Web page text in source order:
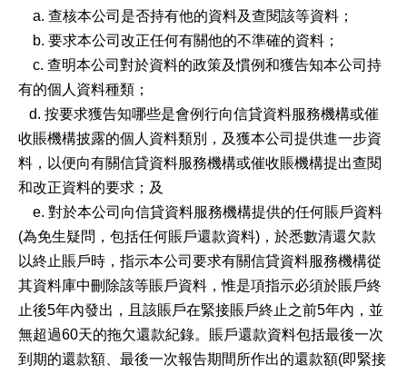
a. 查核本公司是否持有他的資料及查閱該等資料；
b. 要求本公司改正任何有關他的不準確的資料；
c. 查明本公司對於資料的政策及慣例和獲告知本公司持
有的個人資料種類；
d. 按要求獲告知哪些是會例行向信貸資料服務機構或催
收賬機構披露的個人資料類別，及獲本公司提供進一步資
料，以便向有關信貸資料服務機構或催收賬機構提出查閱
和改正資料的要求；及
e. 對於本公司向信貸資料服務機構提供的任何賬戶資料
(為免生疑問，包括任何賬戶還款資料)，於悉數清還欠款
以終止賬戶時，指示本公司要求有關信貸資料服務機構從
其資料庫中刪除該等賬戶資料，惟是項指示必須於賬戶終
止後5年內發出，且該賬戶在緊接賬戶終止之前5年內，並
無超過60天的拖欠還款紀錄。賬戶還款資料包括最後一次
到期的還款額、最後一次報告期間所作出的還款額(即緊接